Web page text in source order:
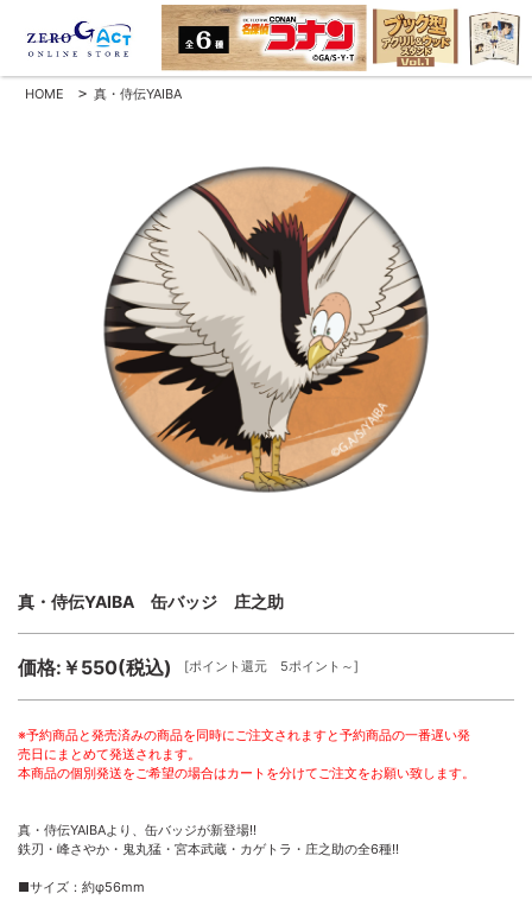
HOME > 真・侍伝YAIBA
真・侍伝YAIBA 缶バッジ 庄之助
価格:￥550(税込) [ポイント還元 5ポイント～]
※予約商品と発売済みの商品を同時にご注文されますと予約商品の一番遅い発
売日にまとめて発送されます。
本商品の個別発送をご希望の場合はカートを分けてご注文をお願い致します。
真・侍伝YAIBAより、缶バッジが新登場!!
鉄刃・峰さやか・鬼丸猛・宮本武蔵・カゲトラ・庄之助の全6種!!
■サイズ：約φ56mm